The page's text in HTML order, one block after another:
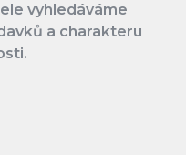
vyhledáváme
a charakteru